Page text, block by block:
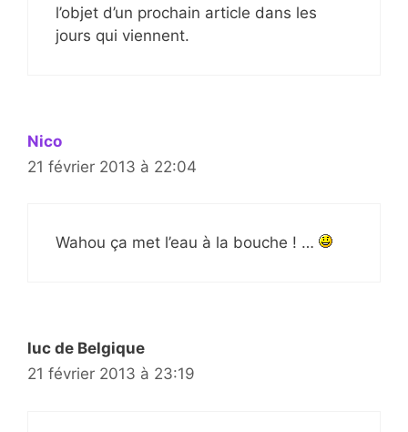
l’objet d’un prochain article dans les
jours qui viennent.
Nico
21 février 2013 à 22:04
Wahou ça met l’eau à la bouche ! …
luc de Belgique
21 février 2013 à 23:19